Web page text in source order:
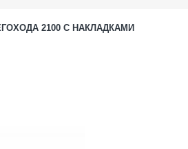
2100 С НАКЛАДКАМИ